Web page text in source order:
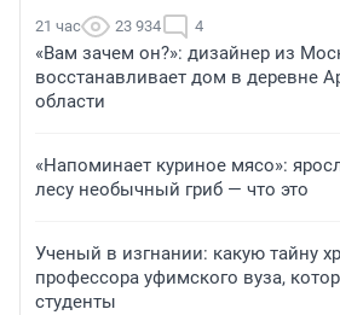
21 час 23 934 4
«Вам зачем он?»: дизайнер из
восстанавливает дом в деревне
области
«Напоминает куриное мясо»:
лесу необычный гриб — что это
Ученый в изгнании: какую тайну
профессора уфимского вуза,
студенты